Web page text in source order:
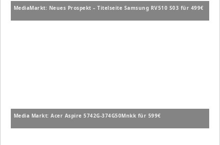
MediaMarkt: Neues Prospekt – Titelseite Samsung RV510 S03 für 499€
Media Markt: Acer Aspire 5742G-374G50Mnkk für 599€